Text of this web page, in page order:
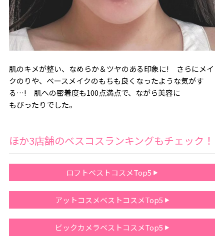
肌のキメが整い、なめらか＆ツヤのある印象に! さらにメイ
クのりや、ベースメイクのもちも良くなったような気がす
る…! 肌への密着度も100点満点で、ながら美容に
もぴったりでした。
ほか3店舗のベスコスランキングもチェック！
ロフトベストコスメTop5
アットコスメベストコスメTop5
ビックカメラベストコスメTop5